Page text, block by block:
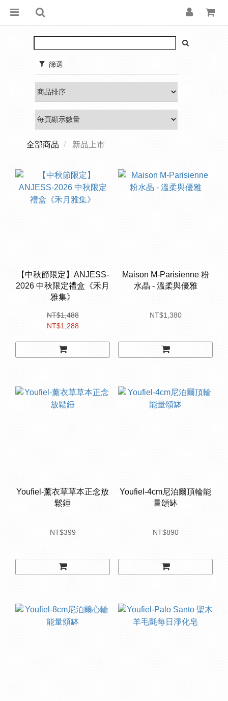
篩選
全部商品 新品上市
【中秋節限定】ANJESS-
2026 中秋限定禮盒《禾月
雅集》
NT$1,488
NT$1,288
Maison M-Parisienne 粉
水晶 - 溫柔與優雅
NT$1,380
Youfiel-薰衣草草本正念放
鬆錘
NT$399
Youfiel-4cm尼泊爾頂輪能
量頌缽
NT$890